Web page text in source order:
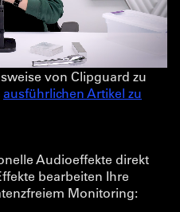
von Clipguard zu
ausführlichen Artikel zu
Audioeffekte direkt
bearbeiten Ihre
Monitoring: